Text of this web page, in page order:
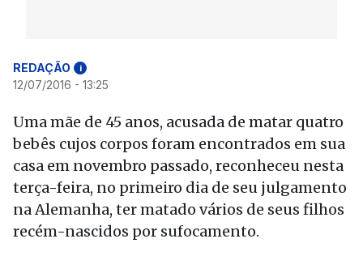
REDAÇÃO i
12/07/2016 - 13:25
Uma mãe de 45 anos, acusada de matar quatro
bebês cujos corpos foram encontrados em sua
casa em novembro passado, reconheceu nesta
terça-feira, no primeiro dia de seu julgamento
na Alemanha, ter matado vários de seus filhos
recém-nascidos por sufocamento.